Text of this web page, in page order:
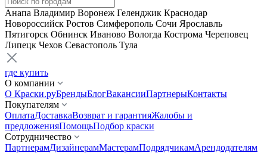
Анапа Владимир Воронеж Геленджик Краснодар
Новороссийск Ростов Симферополь Сочи Ярославль
Пятигорск Обнинск Иваново Вологда Кострома Череповец
Липецк Чехов Севастополь Тула
где купить
О компании
О Краски.руБрендыБлогВакансииПартнерыКонтакты
Покупателям
ОплатаДоставкаВозврат и гарантияЖалобы и
предложенияПомощьПодбор краски
Сотрудничество
ПартнерамДизайнерамМастерамПодрядчикамАрендодателям